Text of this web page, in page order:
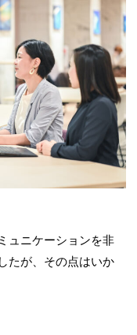
ュニケーションを非
たが、その点はいか